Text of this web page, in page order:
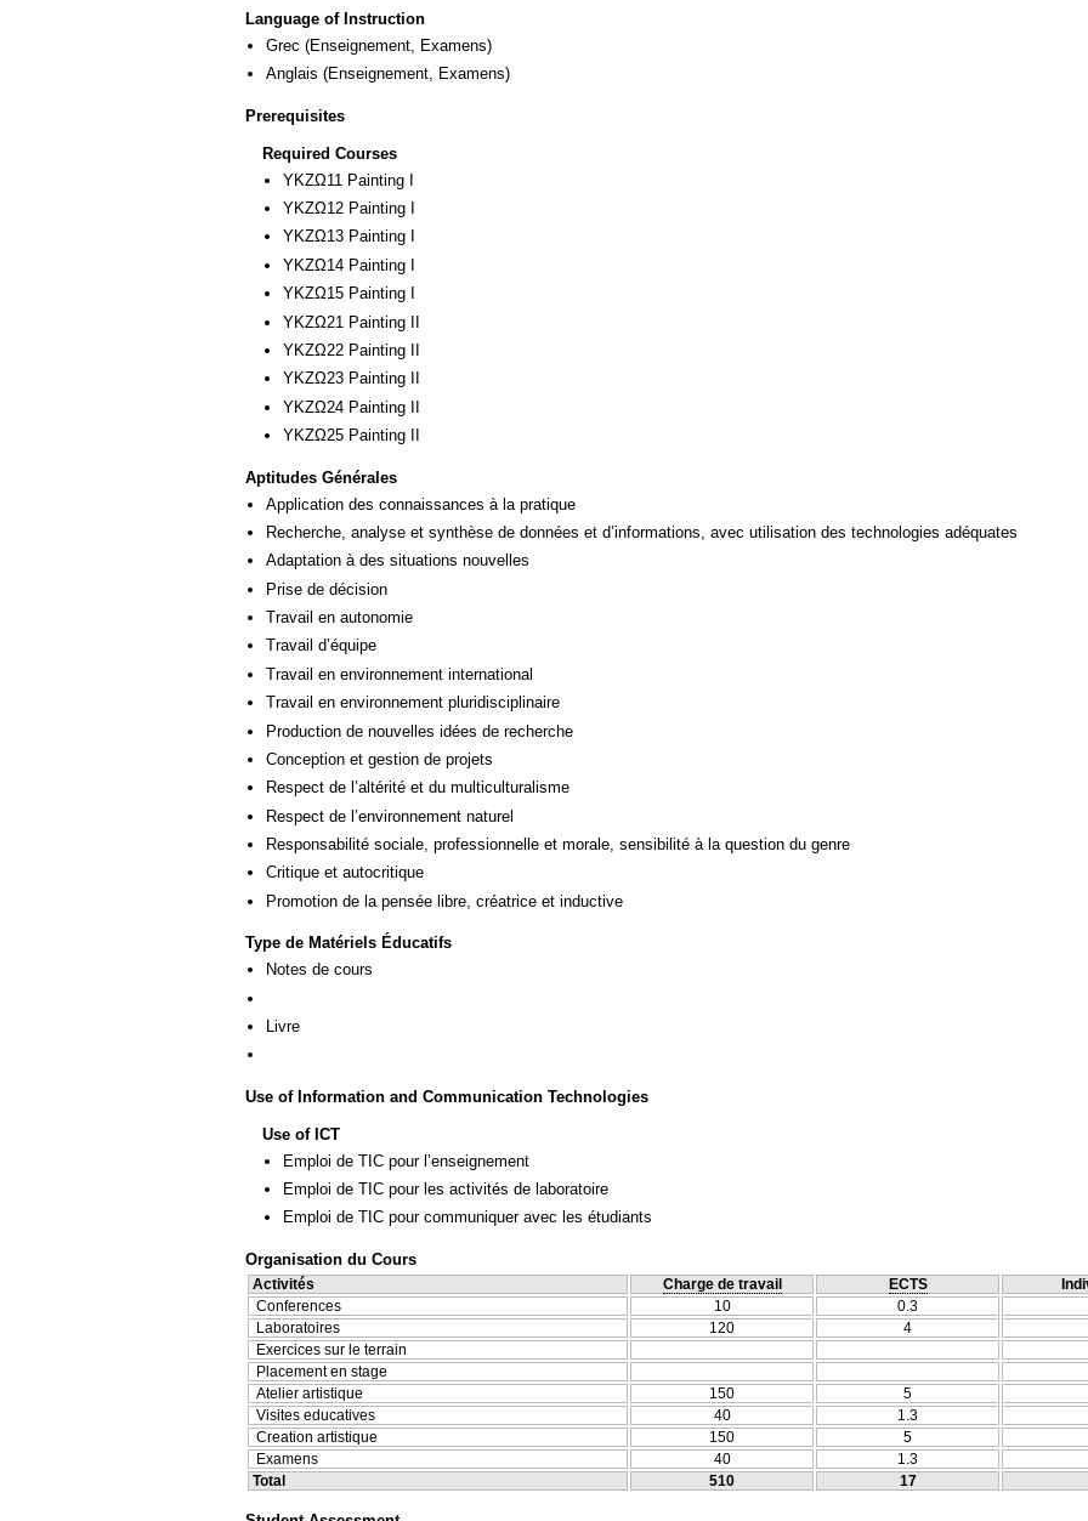
Language of Instruction
Grec (Enseignement, Examens)
Anglais (Enseignement, Examens)
Prerequisites
Required Courses
ΥΚΖΩ11 Painting I
ΥΚΖΩ12 Painting I
ΥΚΖΩ13 Painting I
ΥΚΖΩ14 Painting I
ΥΚΖΩ15 Painting I
ΥΚΖΩ21 Painting II
ΥΚΖΩ22 Painting II
ΥΚΖΩ23 Painting II
ΥΚΖΩ24 Painting II
ΥΚΖΩ25 Painting II
Aptitudes Générales
Application des connaissances à la pratique
Recherche, analyse et synthèse de données et d’informations, avec utilisation des technologies adéquates
Adaptation à des situations nouvelles
Prise de décision
Travail en autonomie
Travail d’équipe
Travail en environnement international
Travail en environnement pluridisciplinaire
Production de nouvelles idées de recherche
Conception et gestion de projets
Respect de l’altérité et du multiculturalisme
Respect de l’environnement naturel
Responsabilité sociale, professionnelle et morale, sensibilité à la question du genre
Critique et autocritique
Promotion de la pensée libre, créatrice et inductive
Type de Matériels Éducatifs
Notes de cours
Livre
Use of Information and Communication Technologies
Use of ICT
Emploi de TIC pour l’enseignement
Emploi de TIC pour les activités de laboratoire
Emploi de TIC pour communiquer avec les étudiants
Organisation du Cours
Activités Charge de travail ECTS
Conferences
10 0.3
Laboratoires
120 4
Exercices sur le terrain
Placement en stage
Atelier artistique
150 5
Visites educatives
40 1.3
Creation artistique
150 5
Examens
40 1.3
Total
510 17